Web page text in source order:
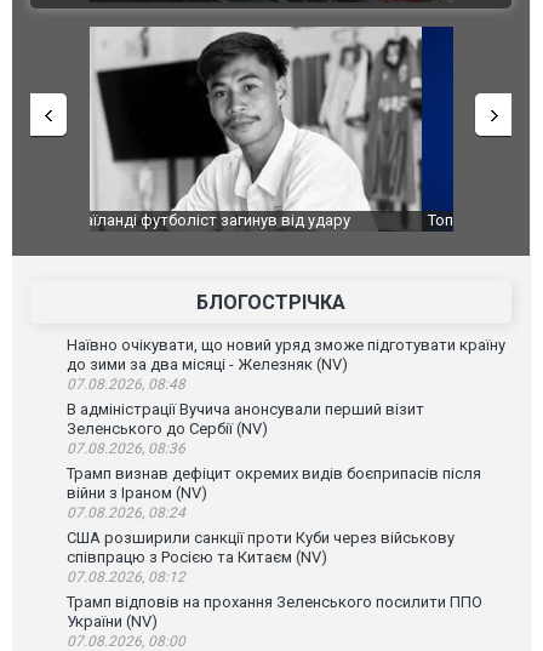
Топпосадовцю Повітряних Сил вручили нову
Сили
атаку.
БЛОГОСТРІЧКА
Наївно очікувати, що новий уряд зможе підготувати країну
до зими за два місяці - Железняк (NV)
07.08.2026, 08:48
В адміністрації Вучича анонсували перший візит
Зеленського до Сербії (NV)
07.08.2026, 08:36
Трамп визнав дефіцит окремих видів боєприпасів після
війни з Іраном (NV)
07.08.2026, 08:24
США розширили санкції проти Куби через військову
співпрацю з Росією та Китаєм (NV)
07.08.2026, 08:12
Трамп відповів на прохання Зеленського посилити ППО
України (NV)
07.08.2026, 08:00